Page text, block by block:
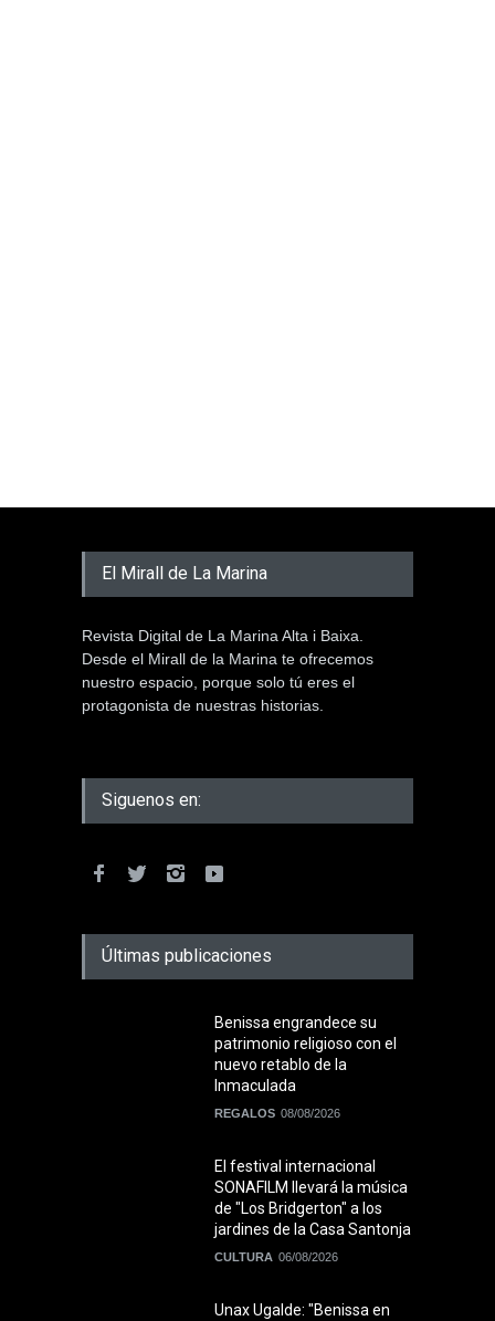
El Mirall de La Marina
Revista Digital de La Marina Alta i Baixa.
Desde el Mirall de la Marina te ofrecemos
nuestro espacio, porque solo tú eres el
protagonista de nuestras historias.
Siguenos en:
Últimas publicaciones
Benissa engrandece su
patrimonio religioso con el
nuevo retablo de la
Inmaculada
REGALOS 08/08/2026
El festival internacional
SONAFILM llevará la música
de "Los Bridgerton" a los
jardines de la Casa Santonja
CULTURA 06/08/2026
Unax Ugalde: "Benissa en